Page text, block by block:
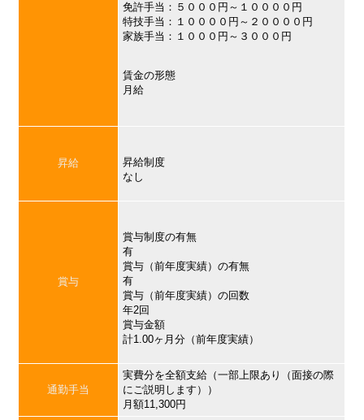
免許手当：５０００円～１００００円
特技手当：１００００円～２００００円
家族手当：１０００円～３０００円
賃金の形態
月給
昇給
昇給制度
なし
賞与
賞与制度の有無
有
賞与（前年度実績）の有無
有
賞与（前年度実績）の回数
年2回
賞与金額
計1.00ヶ月分（前年度実績）
通勤手当
実費分を全額支給（一部上限あり（面接の際
にご説明します））
月額11,300円